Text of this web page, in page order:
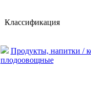
Классификация
Продукты, напитки /
плодоовощные